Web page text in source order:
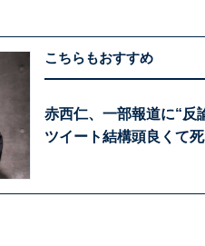
こちらもおすすめ
赤西仁、一部報道に“
ツイート結構頭良くて死